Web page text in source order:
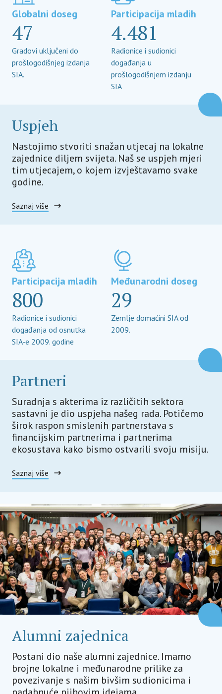
Globalni doseg
47
Gradovi uključeni do
prošlogodišnjeg izdanja
SIA.
Participacija mladih
4.481
Radionice i sudionici
događanja u
prošlogodišnjem izdanju
SIA
Uspjeh
Nastojimo stvoriti snažan utjecaj na lokalne
zajednice diljem svijeta. Naš se uspjeh mjeri
tim utjecajem, o kojem izvještavamo svake
godine.
Saznaj više
Participacija mladih
800
Radionice i sudionici
događanja od osnutka
SIA-e 2009. godine
Međunarodni doseg
29
Zemlje domaćini SIA od
2009.
Partneri
Suradnja s akterima iz različitih sektora
sastavni je dio uspjeha našeg rada. Potičemo
širok raspon smislenih partnerstava s
financijskim partnerima i partnerima
ekosustava kako bismo ostvarili svoju misiju.
Saznaj više
Alumni zajednica
Postani dio naše alumni zajednice. Imamo
brojne lokalne i međunarodne prilike za
povezivanje s našim bivšim sudionicima i